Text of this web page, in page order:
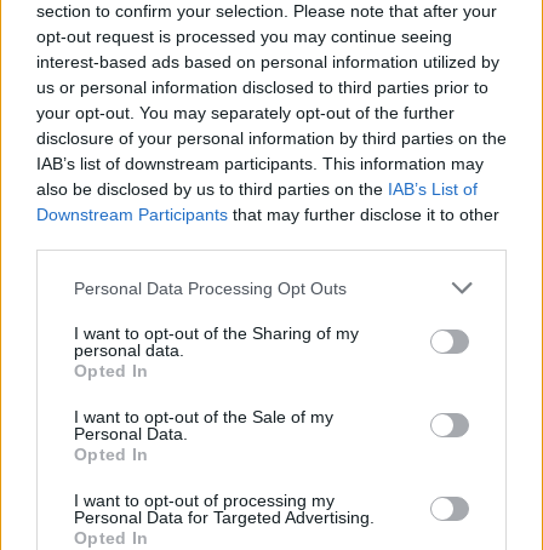
section to confirm your selection. Please note that after your
opt-out request is processed you may continue seeing
interest-based ads based on personal information utilized by
us or personal information disclosed to third parties prior to
your opt-out. You may separately opt-out of the further
disclosure of your personal information by third parties on the
IAB’s list of downstream participants. This information may
also be disclosed by us to third parties on the IAB’s List of
Downstream Participants that may further disclose it to other
Personal Data Processing Opt Outs
I want to opt-out of the Sharing of my
personal data.
Opted In
I want to opt-out of the Sale of my
Personal Data.
Opted In
I want to opt-out of processing my
Personal Data for Targeted Advertising.
Opted In
penkių, įtariamasis buvo nukautas
Žinios | Pasaulis
00:00:42
Ohajuje esanti oro pajėgų bazė – uždaryta: pranešama
apie ginkluotą užpuoliką
Žinios Pasaulis
00:01:17
Vokietijoje peiliu ginkluotas užpuolikas nužudė tris
psichiatrijos klinikoje
Prancūzijos spauda skelbia: išpuolį surengęs užpuolikas
– 21 metų tunisietis
Žinios | Pasaulis